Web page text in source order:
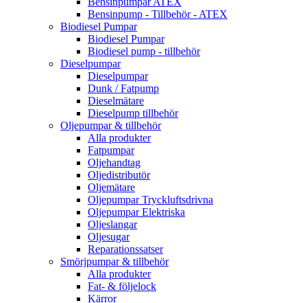
Bensinpump - Tillbehör - ATEX
Biodiesel Pumpar
Biodiesel Pumpar
Biodiesel pump - tillbehör
Dieselpumpar
Dieselpumpar
Dunk / Fatpump
Dieselmätare
Dieselpump tillbehör
Oljepumpar & tillbehör
Alla produkter
Fatpumpar
Oljehandtag
Oljedistributör
Oljemätare
Oljepumpar Tryckluftsdrivna
Oljepumpar Elektriska
Oljeslangar
Oljesugar
Reparationssatser
Smörjpumpar & tillbehör
Alla produkter
Fat- & följelock
Kärror